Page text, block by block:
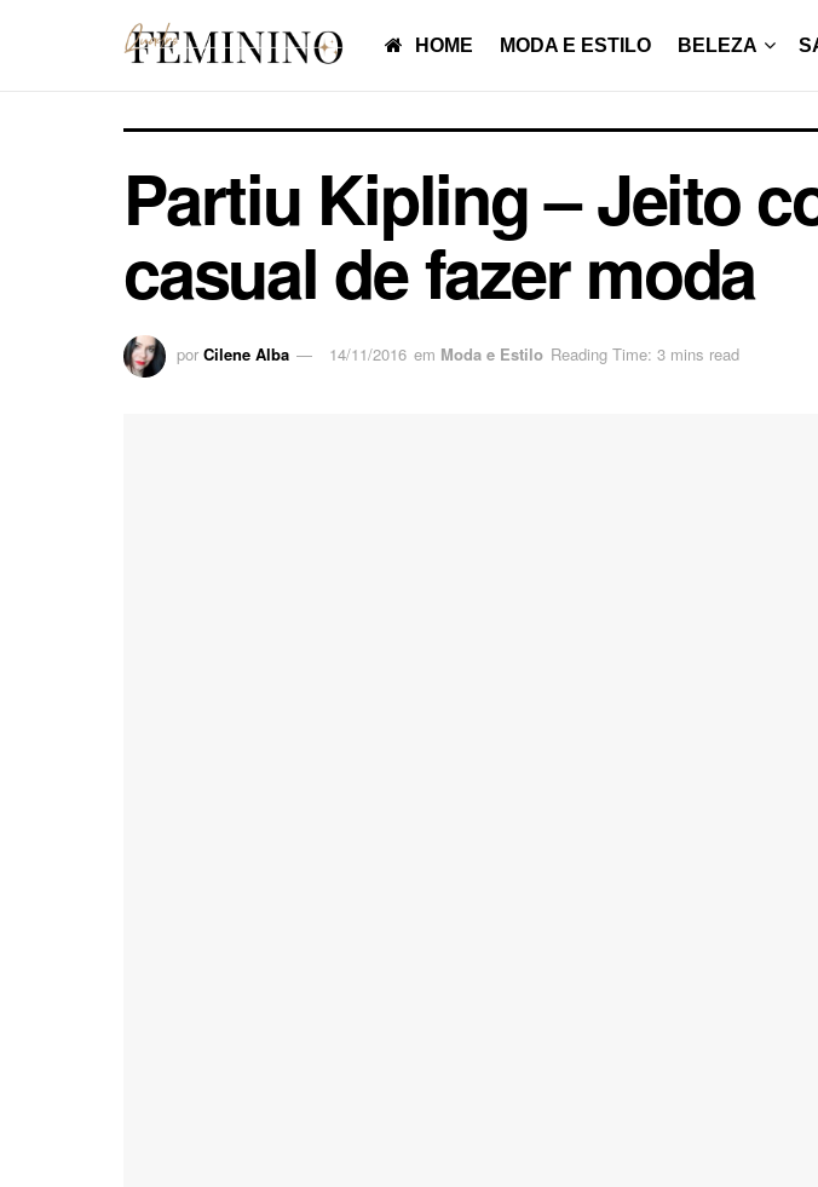
HOME MODA E ESTILO BELEZA
Partiu Kipling – Jeito
casual de fazer moda
por Cilene Alba 14/11/2016 em Moda e Estilo Reading Time: 3 mins read